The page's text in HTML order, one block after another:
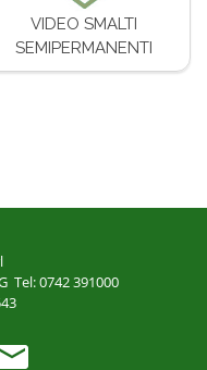
VIDEO SMALTI
SEMIPERMANENTI
Tel: 0742 391000